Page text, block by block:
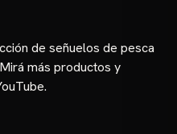
de señuelos de pesca
más productos y
.